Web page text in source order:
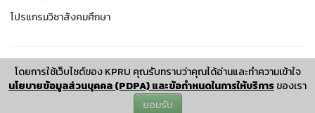
โดยการใช้เว็บไซต์ของ KPRU คุณรับทราบว่าคุณได้อ่านและทำความเข้าใจ
นโยบายข้อมูลส่วนบุคคล (PDPA) และข้อกำหนดในการให้บริการ ของเรา
ยอมรับ
โปรแกรมวิชาสังคมศึกษา
โปรแกรมวิชาสังคมศึกษา คณะครุศาสตร์ อาคารนวัตกรรมการศึกษา
มหาวิทยาลัยราชภัฏกำแพงเพชร
❅